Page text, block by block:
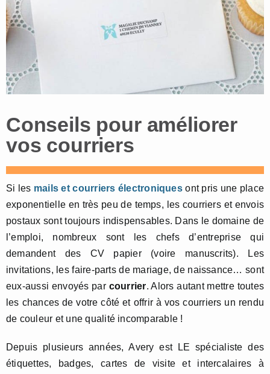
Conseils pour améliorer
vos courriers
Si les mails et courriers électroniquesont pris une place
exponentielle en très peu de temps, les courriers et envois
postaux sont toujours indispensables. Dans le domaine de
l’emploi, nombreux sont les chefs d’entreprise qui
demandent des CV papier (voire manuscrits). Les
invitations, les faire-parts de mariage, de naissance… sont
eux-aussi envoyés par courrier. Alors autant mettre toutes
les chances de votre côté et offrir à vos courriers un rendu
de couleur et une qualité incomparable !
Depuis plusieurs années, Avery est LE spécialiste des
étiquettes, badges, cartes de visite et intercalaires à